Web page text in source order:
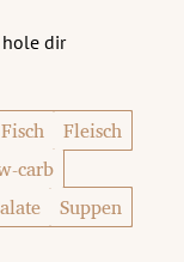
dir
Fisch
Fleisch
carb
Suppen